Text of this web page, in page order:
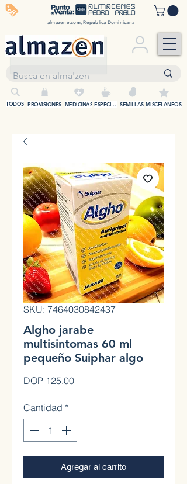
almazene.com, Republica Dominicana
off
+
PROVISIONES MEDICINAS SEMILLAS
ESPECIAS MISCELANEOS
TODOS
SKU: 7464030842437
Algho jarabe
multisintomas 60 ml
pequeño Suiphar algo
DOP 125.00Precio
Cantidad *
Agregar al carrito